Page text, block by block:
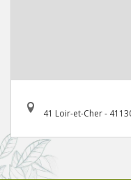
41 Loir-et-Cher -